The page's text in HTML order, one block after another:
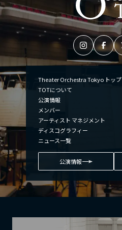
Theater Orchestra Tokyo トップ
TOTについて
公演情報
メンバー
アーティスト マネジメント
ディスコグラフィー
ニュース一覧
公演情報